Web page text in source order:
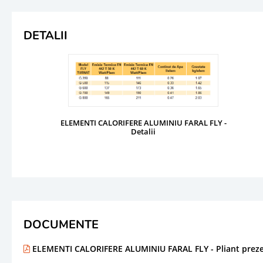
DETALII
ELEMENTI CALORIFERE ALUMINIU FARAL FLY -
Detalii
DOCUMENTE
ELEMENTI CALORIFERE ALUMINIU FARAL FLY - Pliant